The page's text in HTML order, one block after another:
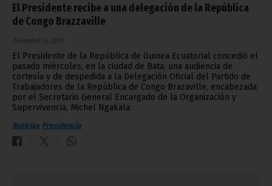
El Presidente recibe a una delegación de la República
de Congo Brazzaville
diciembre 24, 2010
El Presidente de la República de Guinea Ecuatorial concedió el
pasado miércoles, en la ciudad de Bata, una audiencia de
cortesía y de despedida a la Delegación Oficial del Partido de
Trabajadores de la República de Congo Brazaville, encabezada
por el Secretario General Encargado de la Organización y
Supervivencia, Michel Ngakala.
Noticias Presidencia